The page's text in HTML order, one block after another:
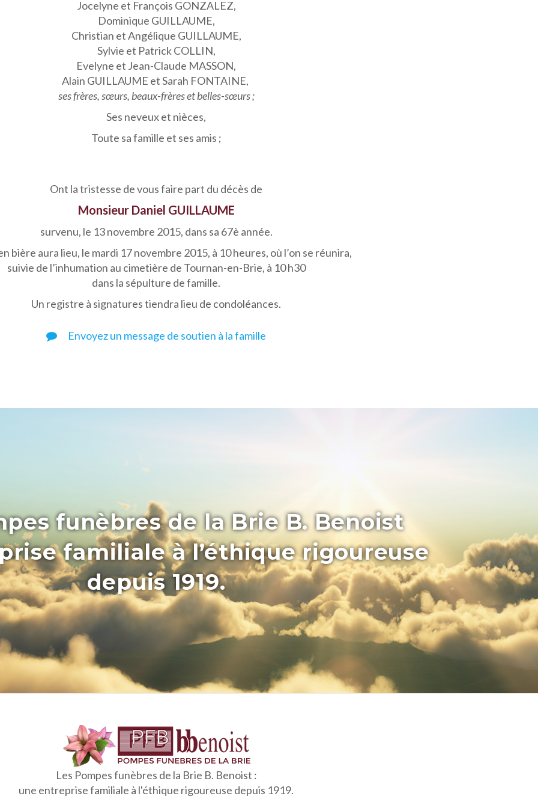
Jocelyne et François GONZALEZ,
Dominique GUILLAUME,
Christian et Angélique GUILLAUME,
Sylvie et Patrick COLLIN,
Evelyne et Jean-Claude MASSON,
Alain GUILLAUME et Sarah FONTAINE,
ses frères, sœurs, beaux-frères et belles-sœurs ;
Ses neveux et nièces,
Toute sa famille et ses amis ;
Ont la tristesse de vous faire part du décès de
Monsieur Daniel GUILLAUME
survenu, le 13 novembre 2015, dans sa 67è année.
bière aura lieu, le mardi 17 novembre 2015, à 10 heures, où l’on se réunira,
suivie de l’inhumation au cimetière de Tournan-en-Brie, à 10 h30
dans la sépulture de famille.
Un registre à signatures tiendra lieu de condoléances.
Envoyez un message de soutien à la famille
funèbres de la Brie B. Benoist
familiale à l’éthique rigoureuse
depuis 1919.
Les Pompes funèbres de la Brie B. Benoist :
une entreprise familiale à l'éthique rigoureuse depuis 1919.